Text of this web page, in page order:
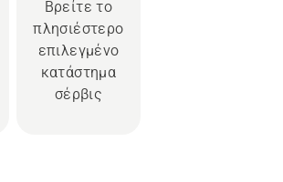
Βρείτε το
πλησιέστερο
επιλεγμένο
κατάστημα
σέρβις